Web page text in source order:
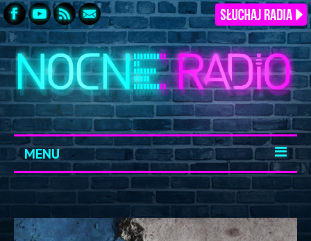
MENU
START
ARCHIWUM